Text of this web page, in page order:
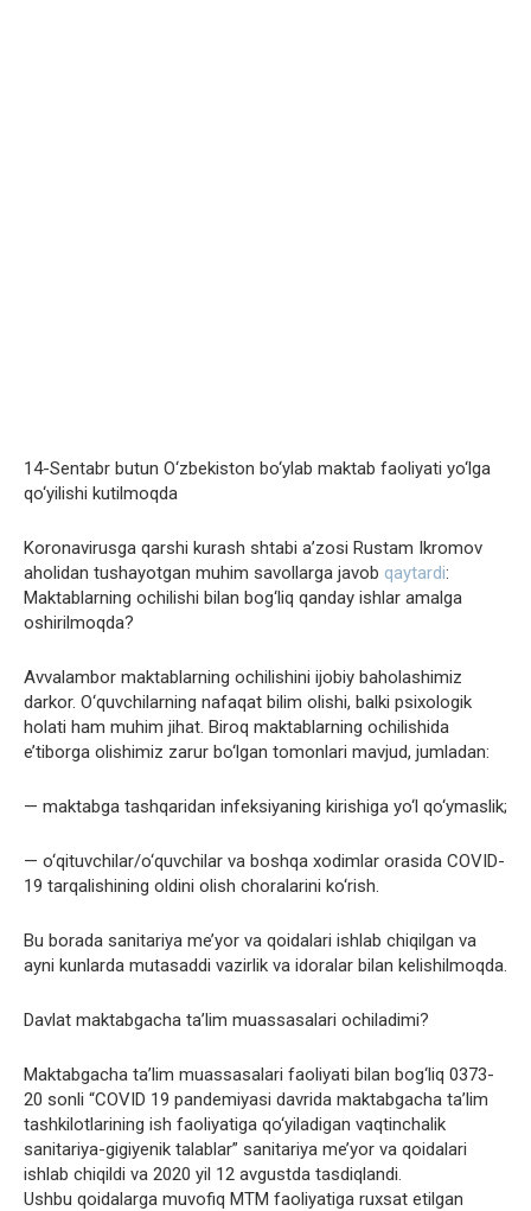
14-Sentabr butun O‘zbekiston bo‘ylab maktab faoliyati yo‘lga
qo‘yilishi kutilmoqda
Koronavirusga qarshi kurash shtabi a’zosi Rustam Ikromov
aholidan tushayotgan muhim savollarga javob qaytardi:
Maktablarning ochilishi bilan bog‘liq qanday ishlar amalga
oshirilmoqda?
Avvalambor maktablarning ochilishini ijobiy baholashimiz
darkor. O‘quvchilarning nafaqat bilim olishi, balki psixologik
holati ham muhim jihat. Biroq maktablarning ochilishida
e’tiborga olishimiz zarur bo‘lgan tomonlari mavjud, jumladan:
— maktabga tashqaridan infeksiyaning kirishiga yo‘l qo‘ymaslik;
— o‘qituvchilar/o‘quvchilar va boshqa xodimlar orasida COVID-
19 tarqalishining oldini olish choralarini ko‘rish.
Bu borada sanitariya me’yor va qoidalari ishlab chiqilgan va
ayni kunlarda mutasaddi vazirlik va idoralar bilan kelishilmoqda.
Davlat maktabgacha ta’lim muassasalari ochiladimi?
Maktabgacha ta’lim muassasalari faoliyati bilan bog‘liq 0373-
20 sonli “COVID 19 pandemiyasi davrida maktabgacha ta’lim
tashkilotlarining ish faoliyatiga qo‘yiladigan vaqtinchalik
sanitariya-gigiyenik talablar” sanitariya me’yor va qoidalari
ishlab chiqildi va 2020 yil 12 avgustda tasdiqlandi.
Ushbu qoidalarga muvofiq MTM faoliyatiga ruxsat etilgan